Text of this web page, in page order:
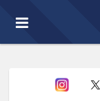
Toggle
navigation